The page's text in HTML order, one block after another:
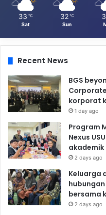
33 ℃
Sat
32 ℃
Sun
Recent News
BGS
korporat
1 day ago
Program
Nexus
2 days ago
Keluarga
hubungan
bersama
2 days ago